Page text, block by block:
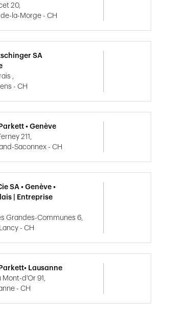
20,
la-Morge - CH
SA
,
- CH
• Genève
211,
Saconnex - CH
SA • Genève •
| Entreprise
Grandes-Communes 6,
- CH
Lausanne
Mont-d'Or 91,
- CH